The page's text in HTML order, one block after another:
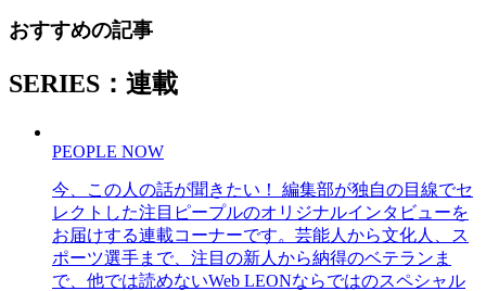
おすすめの記事
SERIES：連載
PEOPLE NOW
今、この人の話が聞きたい！ 編集部が独自の目線でセ
レクトした注目ピープルのオリジナルインタビューを
お届けする連載コーナーです。芸能人から文化人、ス
ポーツ選手まで、注目の新人から納得のベテランま
で、他では読めないWeb LEONならではのスペシャル